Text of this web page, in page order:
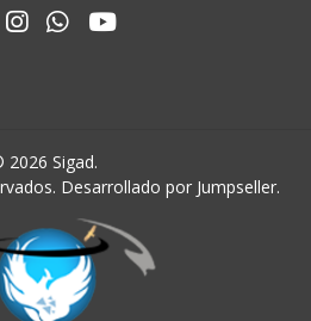
2026 Sigad.
Desarrollado por Jumpseller.